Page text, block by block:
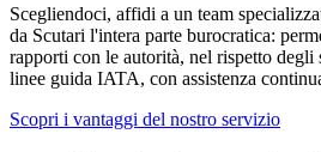
Scegliendoci, affidi a un team
da Scutari l'intera parte burocratica:
rapporti con le autorità, nel rispetto
linee guida IATA, con assistenza
Scopri i vantaggi del nostro servizio